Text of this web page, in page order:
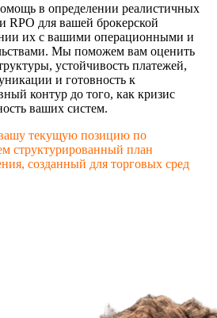
в определении реалистичных
RPO для вашей брокерской
их с вашими операционными и
Мы поможем вам оценить
устойчивость платежей,
и готовность к
контур до того, как кризис
ваших систем.
текущую позицию по
структурированный план
созданный для торговых сред